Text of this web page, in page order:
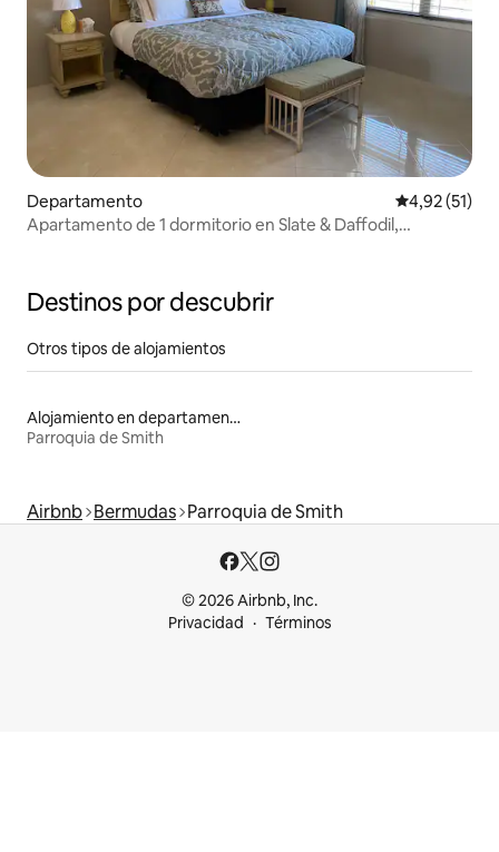
Departamento Calificación
4,92 (51)
Apartamento de 1 dormitorio en Slate & Daffodil,
Destinos por descubrir
Otros tipos de alojamientos
Alojamiento en departamentos
Parroquia de Smith
Airbnb Bermudas Parroquia de Smith
© 2026 Airbnb, Inc.
Privacidad
Términos